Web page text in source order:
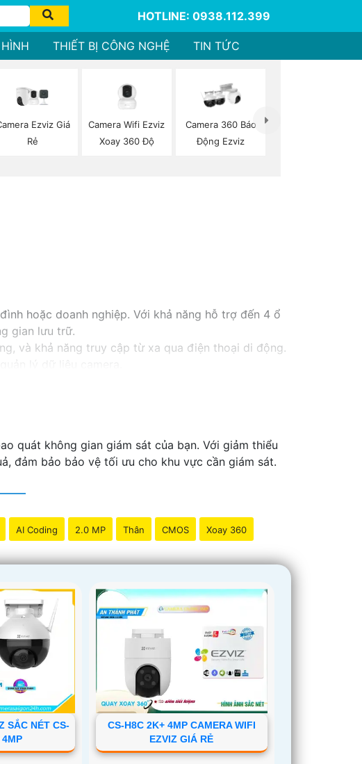
HOTLINE: 0938.112.399
THIẾT BỊ CÔNG NGHỆ TIN TỨC
Ezviz Giá
Rẻ
Camera Wifi Ezviz
Xoay 360 Độ
Camera 360 Báo
Động Ezviz
hoặc doanh nghiệp. Với khả năng hỗ trợ đến 4 ổ
gian lưu trữ.
và khả năng truy cập từ xa qua điện thoại di động.
tình huống, đồng thời tiết kiệm thời gian và công
quát không gian giám sát của bạn. Với giảm thiểu
đảm bảo bảo vệ tối ưu cho khu vực cần giám sát.
AI Coding 2.0 MP Thân CMOS Xoay 360
SẮC NÉT CS-
CS-H8C 2K+ 4MP CAMERA WIFI
EZVIZ GIÁ RẺ